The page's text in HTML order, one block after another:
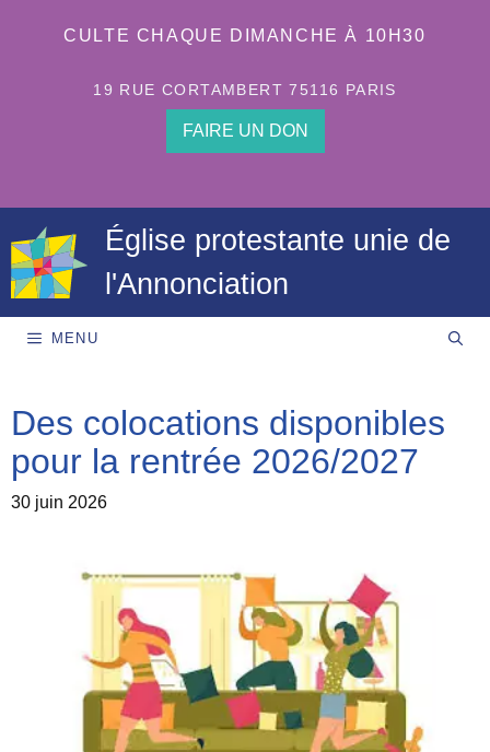
CULTE CHAQUE DIMANCHE À 10H30
19 RUE CORTAMBERT 75116 PARIS
FAIRE UN DON
Église protestante unie de
l'Annonciation
MENU
Des colocations disponibles
pour la rentrée 2026/2027
30 juin 2026